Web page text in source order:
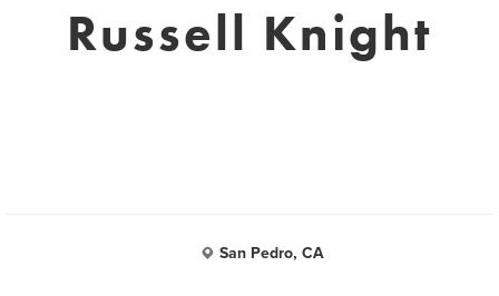
Russell Knight
San Pedro, CA